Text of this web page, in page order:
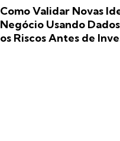
Como Validar Novas
Negócio Usando
os Riscos Antes de